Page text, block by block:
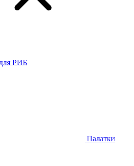
РИБ
Палатки